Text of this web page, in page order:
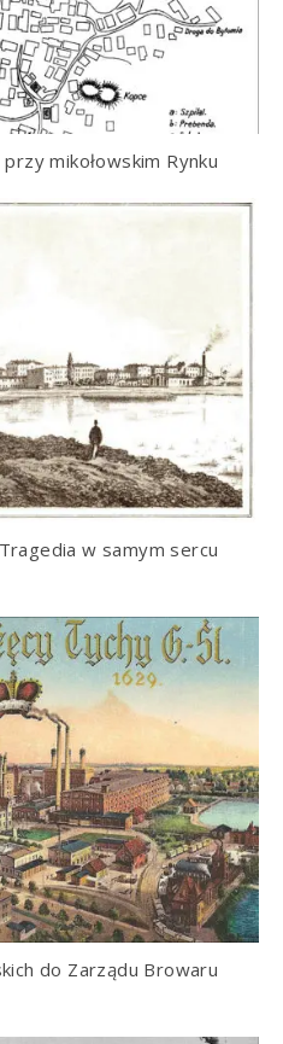
mikołowskim Rynku
w samym sercu
do Zarządu Browaru